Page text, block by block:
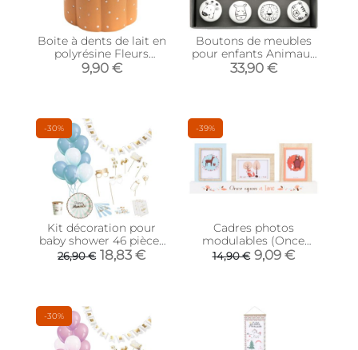
Boite à dents de lait en
polyrésine Fleurs
(Orange)
9,90 €
Boutons de meubles
pour enfants Animaux
(Lot de 12)
33,90 €
-30%
Kit décoration pour
baby shower 46 pièces
(Bleu)
26,90 € 18,83 €
-39%
Cadres photos
modulables (Once
upon a time)
14,90 € 9,09 €
-30%